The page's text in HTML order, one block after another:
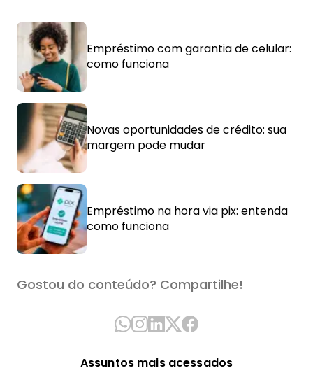
Empréstimo com garantia de celular:
como funciona
Novas oportunidades de crédito: sua
margem pode mudar
Empréstimo na hora via pix: entenda
como funciona
Gostou do conteúdo? Compartilhe!
Assuntos mais acessados